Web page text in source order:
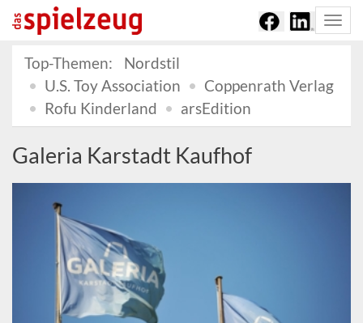
Top-Themen:
Nordstil
U.S. Toy Association
Coppenrath Verlag
Rofu Kinderland
arsEdition
Galeria Karstadt Kaufhof